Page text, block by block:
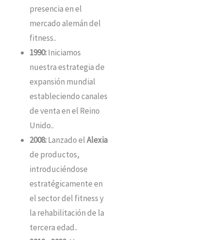
presencia en el
mercado alemán del
fitness..
1990:Iniciamos
nuestra estrategia de
expansión mundial
estableciendo canales
de venta en el Reino
Unido..
2008:Lanzado elAlexia
de productos,
introduciéndose
estratégicamente en
el sector del fitness y
la rehabilitación de la
tercera edad..